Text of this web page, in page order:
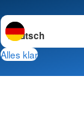
Sprache wechseln
Alles klar